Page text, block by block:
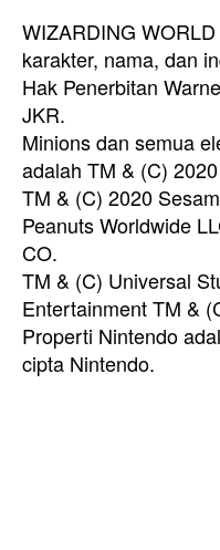
WIZARDING
karakter, nama, dan
Hak Penerbitan
JKR.
Minions dan semua
adalah TM & (C)
TM & (C) 2020
Peanuts Worldwide
CO.
TM & (C) Universal
Entertainment TM &
Properti Nintendo
cipta Nintendo.